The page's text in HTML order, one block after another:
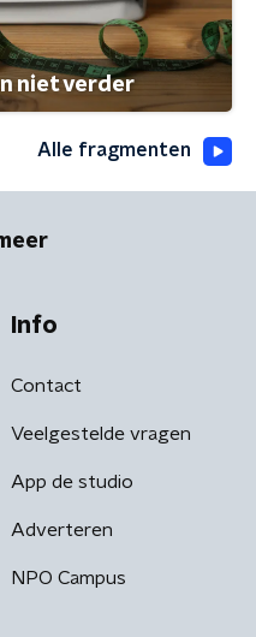
niet verder
Alle fragmenten
Info
Contact
Veelgestelde vragen
App de studio
Adverteren
NPO Campus